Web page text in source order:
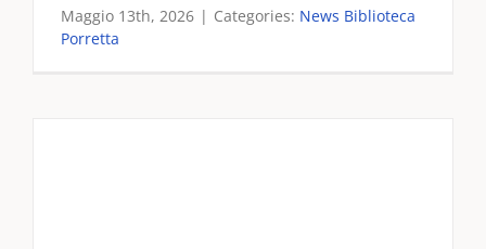
Maggio 13th, 2026 | Categories: News Biblioteca
Porretta